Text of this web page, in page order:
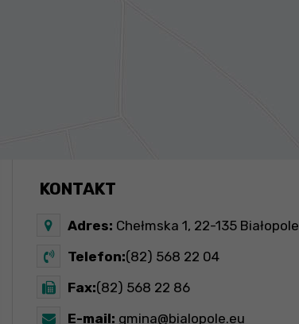
KONTAKT
Adres: Chełmska 1, 22-135 Białopole
Telefon:(82) 568 22 04
Fax:(82) 568 22 86
E-mail: gmina@bialopole.eu